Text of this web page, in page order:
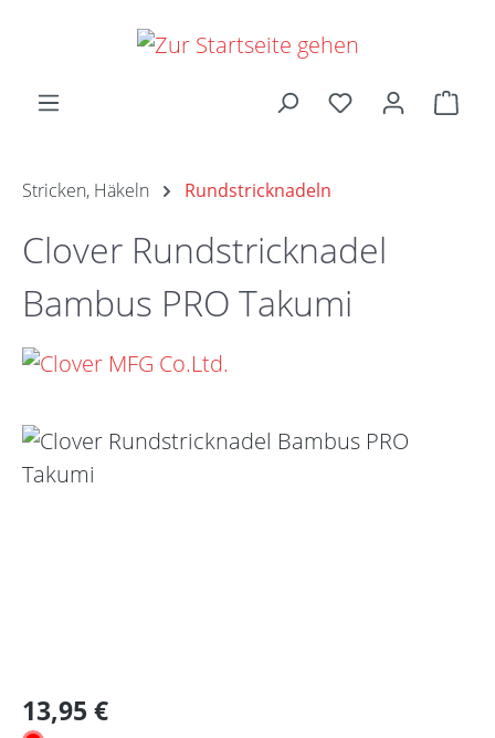
Zum Hauptinhalt springen
Stricken, Häkeln Rundstricknadeln
Clover Rundstricknadel
Bambus PRO Takumi
Bildergalerie überspringen
Regulärer Preis:
13,95 €